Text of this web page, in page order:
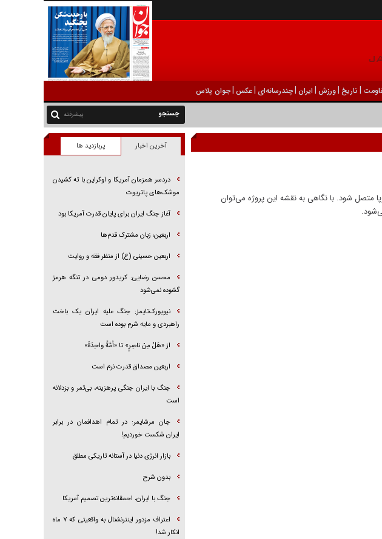
|تاریخ |ورزش | ايران |چندرسانه‌ای |عکس |جوان پلاس
پیشرفته
متصل شود. با نگاهی به نقشه این پروژه می‌توان
آخرین اخبار پربازدید ها
دردسر همزمان آمریکا و اوکراین با ته کشیدن
موشک‌های پاتریوت
آغاز جنگ ایران برای پایان قدرت آمریکا بود
اربعین؛ زبان مشترک قدم‌ها
اربعین حسینی (ع) از منظر فقه و روایت
محسن رضایی: کریدور دومی در تنگه هرمز
گشوده نمی‌شود
نیویورک‌تایمز: جنگ علیه ایران یک باخت
راهبردی و مایه شرم بوده است
از «هَلْ مِنْ ناصِرٍ» تا «اُمَّةً واحِدَةً»
اربعین مصداق قدرت نرم است
جنگ با ایران جنگی پرهزینه، بی‌ثمر و بزدلانه
است
جان مرشایمر: در تمام اهدافمان در برابر
ایران شکست خوردیم!
بازار انرژی دنیا در آستانه تاریکی مطلق
بدون شرح
جنگ با ایران، احمقانه‌ترین تصمیم آمریکا
اعتراف مزدور اینترنشنال به واقعیتی که ۷ ماه
انکار شد!